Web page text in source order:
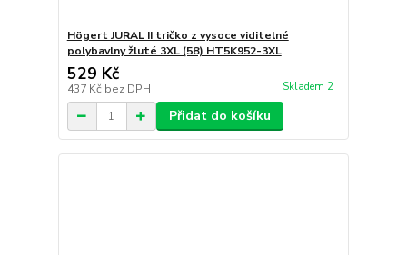
Högert JURAL II tričko z vysoce viditelné
polybavlny žluté 3XL (58) HT5K952-3XL
529 Kč
437 Kč bez DPH Skladem 2
Přidat do košíku